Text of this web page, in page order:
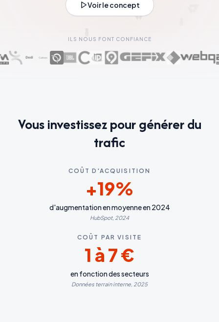
Voir le concept
ILS NOUS FONT CONFIANCE
Vous investissez pour générer du
trafic
COÛT D'ACQUISITION
+19%
d'augmentation en moyenne en 2024
HubSpot, 2024
COÛT PAR VISITE
1 à 7 €
en fonction des secteurs
Données terrain interne, 2025